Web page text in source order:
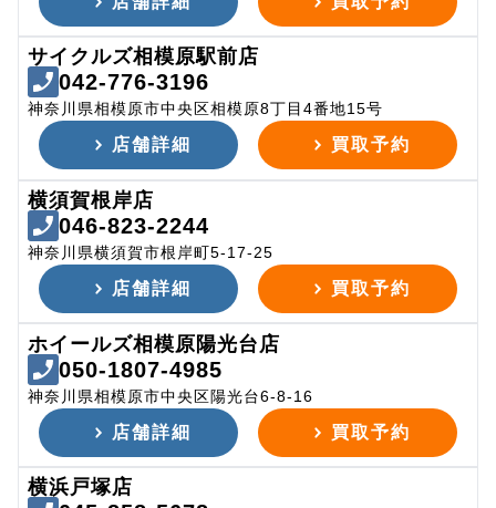
サイクルズ相模原駅前店
042-776-3196
神奈川県相模原市中央区相模原8丁目4番地15号
店舗詳細 買取予約
横須賀根岸店
046-823-2244
神奈川県横須賀市根岸町5-17-25
店舗詳細 買取予約
ホイールズ相模原陽光台店
050-1807-4985
神奈川県相模原市中央区陽光台6-8-16
店舗詳細 買取予約
横浜戸塚店